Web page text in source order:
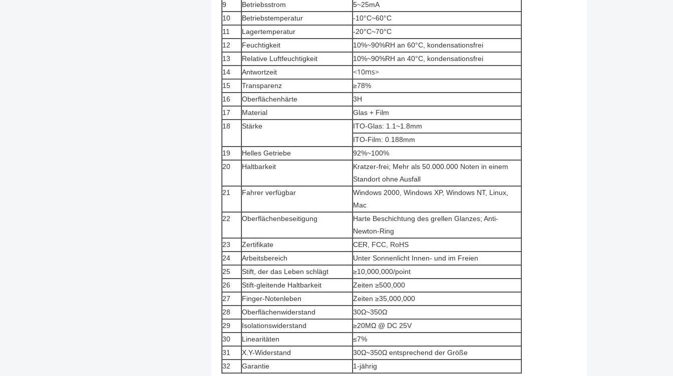
9
Betriebsstrom
5~25mA
10
Betriebstemperatur
-10°C~60°C
11
Lagertemperatur
-20°C~70°C
12
Feuchtigkeit
10%~90%RH an 60°C, kondensationsfrei
13
Relative Luftfeuchtigkeit
10%~90%RH an 40°C, kondensationsfrei
14
Antwortzeit <10ms>
15 Transparenz
≥78%
16
Oberflächenhärte
3H
17
Material
Glas + Film
18
Stärke
ITO-Glas: 1.1~1.8mm
ITO-Film: 0.188mm
19
Helles Getriebe
92%~100%
20
Haltbarkeit
Kratzer-frei; Mehr als 50.000.000 Noten in einem
Standort ohne Ausfall
21
Fahrer verfügbar
Windows 2000, Windows XP, Windows NT, Linux,
Mac
22
Oberflächenbeseitigung
Harte Beschichtung des grellen Glanzes; Anti-
Newton-Ring
23
Zertifikate
CER, FCC, RoHS
24
Arbeitsbereich
Unter Sonnenlicht Innen- und im Freien
25
Stift, der das Leben schlägt
≥10,000,000/point
26
Stift-gleitende Haltbarkeit
Zeiten ≥500,000
27
Finger-Notenleben
Zeiten ≥35,000,000
28
Oberflächenwiderstand
30Ω~350Ω
29
Isolationswiderstand
≥20MΩ @ DC 25V
30
Linearitäten
≤7%
31
X.Y-Widerstand
30Ω~350Ω entsprechend der Größe
32
Garantie 1-jährig